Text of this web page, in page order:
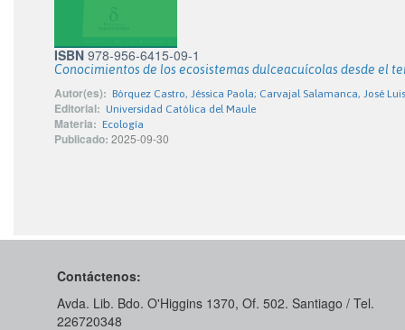
ISBN 978-956-6415-09-1
Conocimientos de los ecosistemas dulceacuícolas desde el
Autor(es): Bórquez Castro, Jéssica Paola; Carvajal Salamanca, José Luis
Editorial: Universidad Católica del Maule
Materia: Ecología
Publicado: 2025-09-30
Contáctenos:
Avda. Lib. Bdo. O'Higgins 1370, Of. 502. Santiago / Tel.
226720348